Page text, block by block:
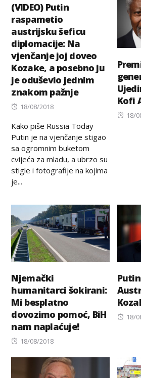
(VIDEO) Putin
raspametio
austrijsku šeficu
diplomacije: Na
vjenčanje joj doveo
Kozake, a posebno ju
je oduševio jednim
znakom pažnje
Posted
18/08/2018
Kako piše Russia Today
Putin je na vjenčanje stigao
sa ogromnim buketom
cvijeća za mladu, a ubrzo su
stigle i fotografije na kojima
je...
Kofi
18/
Njemački
humanitarci šokirani:
Mi besplatno
dovozimo pomoć, BiH
nam naplaćuje!
Posted
18/08/2018
18/